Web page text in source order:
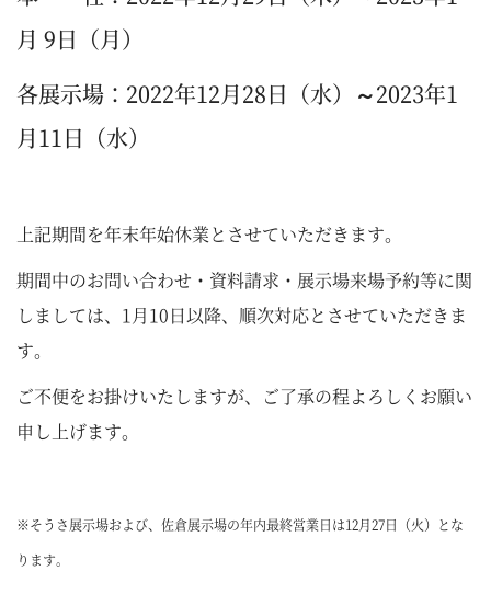
月 9日（月）
各展示場：2022年12月28日（水）～2023年1
月11日（水）
上記期間を年末年始休業とさせていただきます。
期間中のお問い合わせ・資料請求・展示場来場予約等に関
しましては、 1月10日以降、順次対応とさせていただきま
す。
ご不便をお掛けいたしますが、ご了承の程よろしくお願い
申し上げます。
※そうさ展示場および、佐倉展示場の年内最終営業日は12月27日（火）とな
ります。